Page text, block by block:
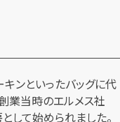
ンといったバッグに代
業当時のエルメス社
して始められました。